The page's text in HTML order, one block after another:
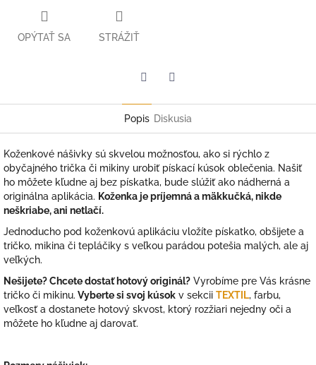
OPÝTAŤ SA STRÁŽIŤ
Popis Diskusia
Koženkové nášivky sú skvelou možnosťou, ako si rýchlo z
obyčajného trička či mikiny urobiť pískací kúsok oblečenia. Našiť
ho môžete kľudne aj bez pískatka, bude slúžiť ako nádherná a
originálna aplikácia. Koženka je príjemná a mäkkučká, nikde
neškriabe, ani netlačí.
Jednoducho pod koženkovú aplikáciu vložíte pískatko, obšijete a
tričko, mikina či tepláčiky s veľkou parádou potešia malých, ale aj
veľkých.
Nešijete? Chcete dostať hotový originál? Vyrobíme pre Vás krásne
tričko či mikinu. Vyberte si svoj kúsok v sekcii TEXTIL, farbu,
veľkosť a dostanete hotový skvost, ktorý rozžiari nejedny oči a
môžete ho kľudne aj darovať.